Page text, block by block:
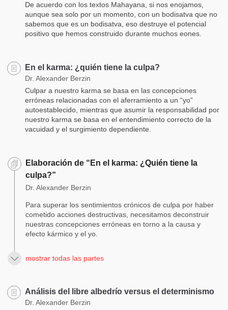
De acuerdo con los textos Mahayana, si nos enojamos,
aunque sea solo por un momento, con un bodisatva que no
sabemos que es un bodisatva, eso destruye el potencial
positivo que hemos construido durante muchos eones.
En el karma: ¿quién tiene la culpa?
Dr. Alexander Berzin
Culpar a nuestro karma se basa en las concepciones
erróneas relacionadas con el aferramiento a un “yo”
autoestablecido, mientras que asumir la responsabilidad por
nuestro karma se basa en el entendimiento correcto de la
vacuidad y el surgimiento dependiente.
Elaboración de “En el karma: ¿Quién tiene la
culpa?”
Dr. Alexander Berzin
Para superar los sentimientos crónicos de culpa por haber
cometido acciones destructivas, necesitamos deconstruir
nuestras concepciones erróneas en torno a la causa y
efecto kármico y el yo.
mostrar todas las partes
Análisis del libre albedrío versus el determinismo
Dr. Alexander Berzin